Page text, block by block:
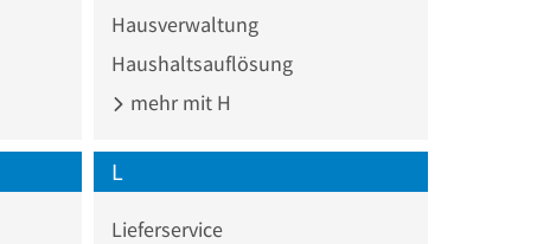
Hausverwaltung
Haushaltsauflösung
mehr mit H
L
Lieferservice